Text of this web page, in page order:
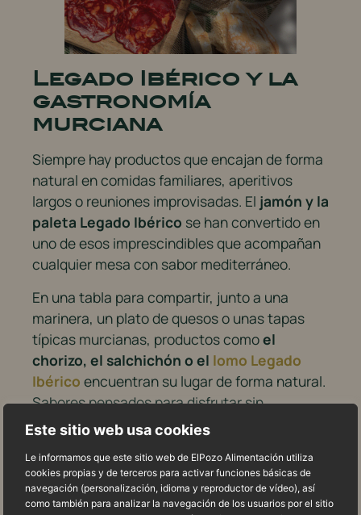
Este sitio web usa cookies
Le informamos que este sitio web de ElPozo Alimentación utiliza
cookies propias y de terceros para activar funciones básicas de
navegación (personalización, idioma y reproductor de vídeo), así
como también para analizar la navegación de los usuarios por el sitio
Legado Ibérico y la
gastronomía
murciana
Siempre hay productos que encajan de forma
natural en comidas familiares, aperitivos
largos o reuniones improvisadas. El jamón y la
paleta Legado Ibérico se han convertido en
uno de esos imprescindibles que acompañan
cualquier mesa con sabor mediterráneo.
En una tabla para compartir, junto a una
marinera, un plato de quesos o unas tapas
típicas murcianas, productos comoel
chorizo, el salchichón o el lomo Legado
Ibérico encuentran su lugar de forma natural.
Sabores pensados para disfrutar sin
complicaciones y convertir cualquier aperitivo
EnLegado Ibéricocreemos precisamente en
eso: en compartir, alargar la sobremesa y